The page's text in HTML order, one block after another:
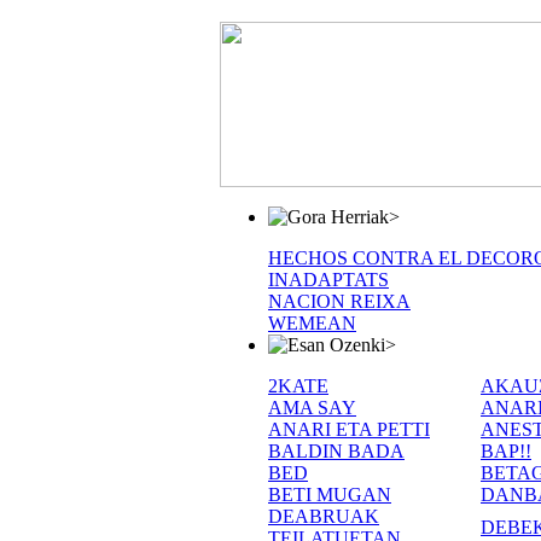
>
HECHOS CONTRA EL
INADAPTATS
NACION REIXA
WEMEAN
>
2KATE
AMA SAY
ANARI ETA PETTI
BALDIN BADA
BAP!!
BED
BETI MUGAN
DEABRUAK